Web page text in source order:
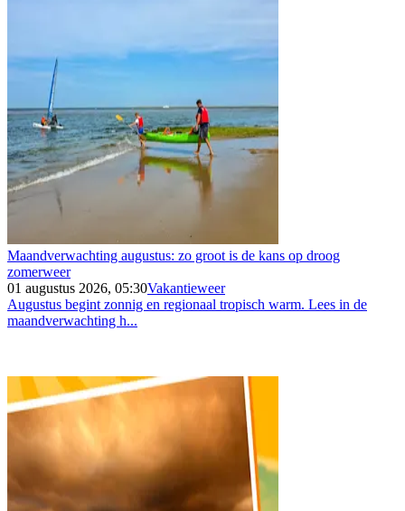
Maandverwachting augustus: zo groot is de kans op droog
zomerweer
01 augustus 2026, 05:30Vakantieweer
Augustus begint zonnig en regionaal tropisch warm. Lees in de
maandverwachting h...